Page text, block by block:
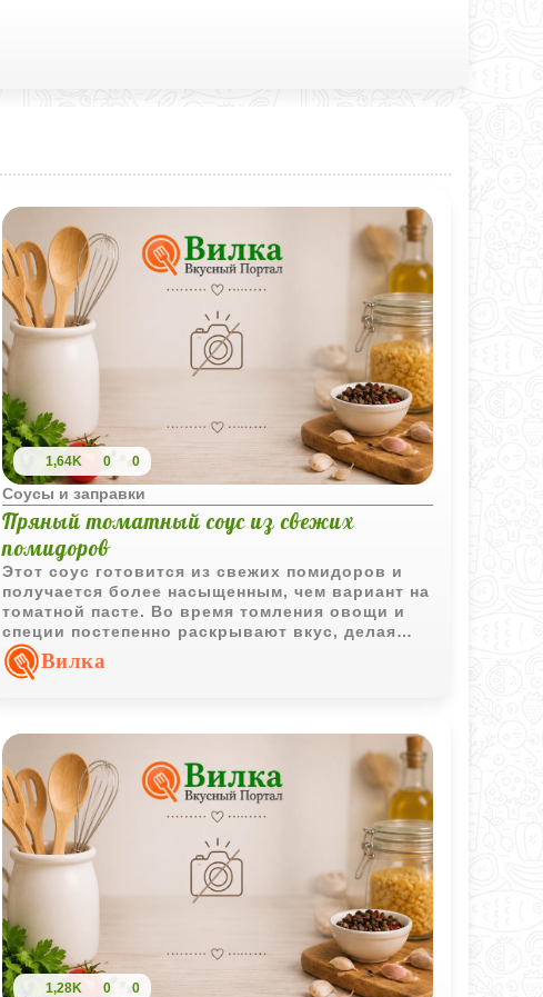
1,64K 0 0
Соусы и заправки
Пряный томатный соус из свежих
помидоров
Этот соус готовится из свежих помидоров и
получается более насыщенным, чем вариант на
томатной пасте. Во время томления овощи и
специи постепенно раскрывают вкус, делая
соус густым и ароматным.
Вилка
1,28K 0 0